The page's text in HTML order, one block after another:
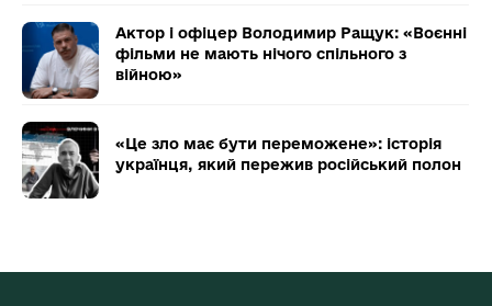
Актор і офіцер Володимир Ращук: «Воєнні
фільми не мають нічого спільного з
війною»
«Це зло має бути переможене»: історія
українця, який пережив російський полон